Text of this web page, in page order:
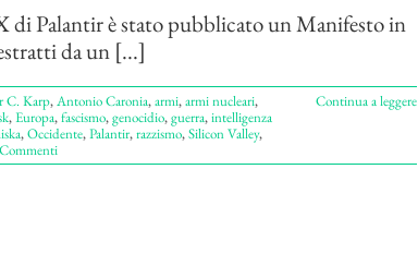
di Palantir è stato pubblicato un Manifesto in
da un [...]
C. Karp,Antonio Caronia,armi,armi nucleari,
,Europa,fascismo,genocidio,guerra,intelligenza
,Occidente,Palantir,razzismo,Silicon Valley,
Continua a leggere